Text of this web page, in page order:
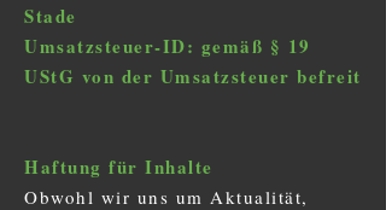
Stade
Umsatzsteuer-ID: gemäß § 19
UStG von der Umsatzsteuer befreit
Haftung für Inhalte
Obwohl wir uns um Aktualität,